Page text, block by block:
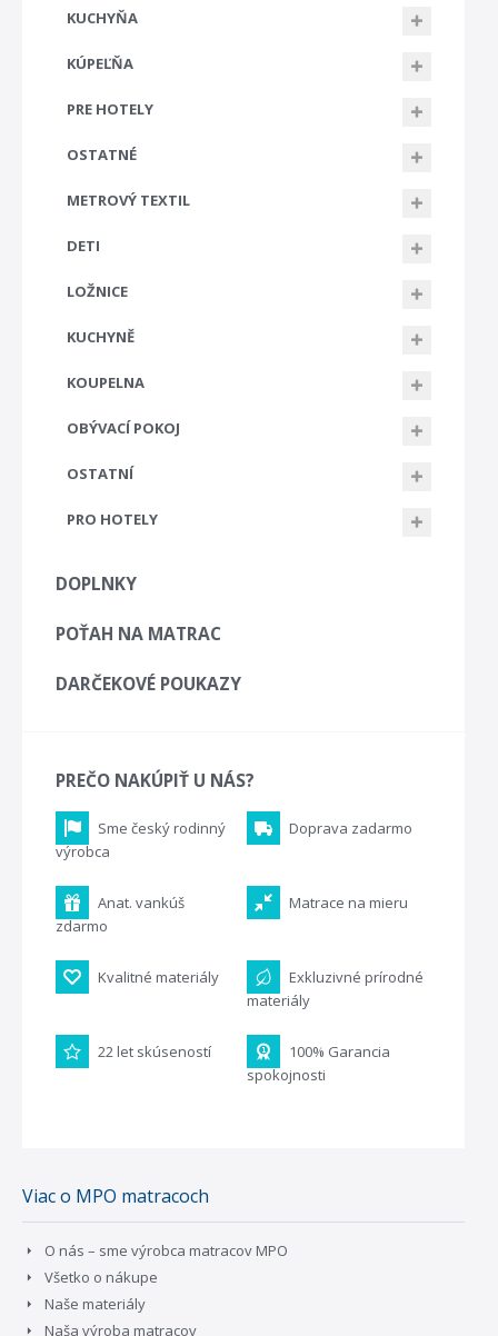
KUCHYŇA
KÚPEĽŇA
PRE HOTELY
OSTATNÉ
METROVÝ TEXTIL
DETI
LOŽNICE
KUCHYNĚ
KOUPELNA
OBÝVACÍ POKOJ
OSTATNÍ
PRO HOTELY
DOPLNKY
POŤAH NA MATRAC
DARČEKOVÉ POUKAZY
PREČO NAKÚPIŤ U NÁS?
Sme český rodinný
výrobca
Doprava zadarmo
Anat. vankúš
zdarmo
Matrace na mieru
Kvalitné materiály
Exkluzivné prírodné
materiály
22 let skúseností
100% Garancia
spokojnosti
Viac o MPO matracoch
O nás – sme výrobca matracov MPO
Všetko o nákupe
Naše materiály
Naša výroba matracov